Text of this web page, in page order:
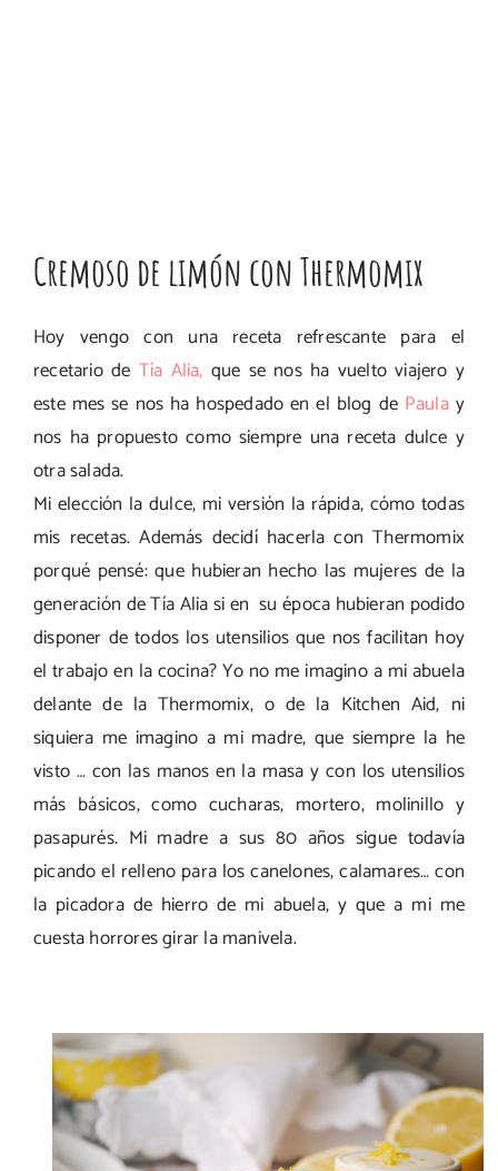
Cremoso de limón con Thermomix
Hoy vengo con una receta refrescante para el
recetario de Tía Alia, que se nos ha vuelto viajero y
este mes se nos ha hospedado en el blog de Paulay
nos ha propuesto como siempre una receta dulce y
otra salada.
Mi elección la dulce, mi versión la rápida, cómo todas
mis recetas. Además decidí hacerla con Thermomix
porqué pensé: que hubieran hecho las mujeres de la
generación de Tía Alia si en su época hubieran podido
disponer de todos los utensilios que nos facilitan hoy
el trabajo en la cocina? Yo no me imagino a mi abuela
delante de la Thermomix, o de la Kitchen Aid, ni
siquiera me imagino a mi madre, que siempre la he
visto … con las manos en la masa y con los utensilios
más básicos, como cucharas, mortero, molinillo y
pasapurés. Mi madre a sus 80 años sigue todavía
picando el relleno para los canelones, calamares… con
la picadora de hierro de mi abuela, y que a mi me
cuesta horrores girar la manivela.